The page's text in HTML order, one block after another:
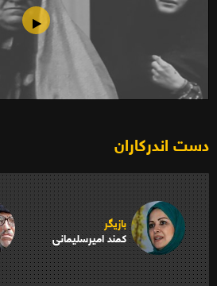
دست اندرکاران
بازیگر
کمند امیرسلیمانی